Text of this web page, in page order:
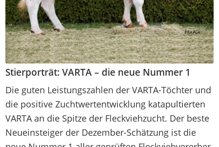
Stierporträt: VARTA – die neue Nummer 1
Die guten Leistungszahlen der VARTA-Töchter und
die positive Zuchtwertentwicklung katapultierten
VARTA an die Spitze der Fleckviehzucht. Der beste
Neueinsteiger der Dezember-Schätzung ist die